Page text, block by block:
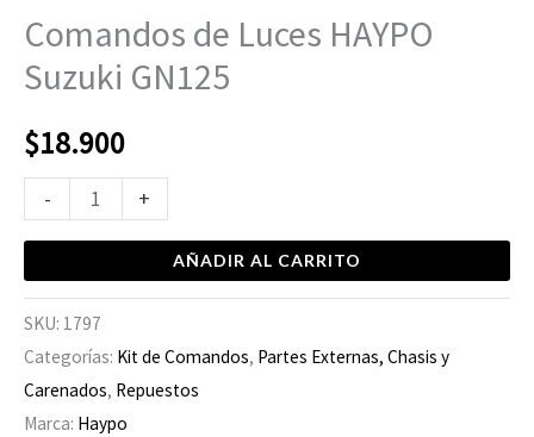
Comandos de Luces HAYPO
Suzuki GN125
$18.900
- +
AÑADIR AL CARRITO
SKU: 1797
Categorías: Kit de Comandos, Partes Externas, Chasis y
Carenados, Repuestos
Marca: Haypo